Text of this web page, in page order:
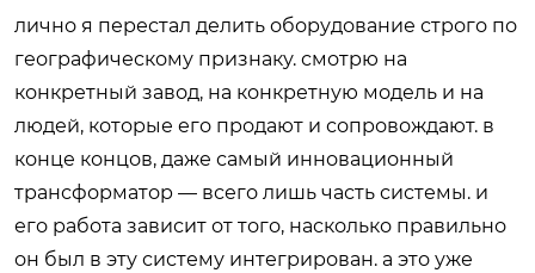
лично я перестал делить оборудование строго по
географическому признаку. смотрю на
конкретный завод, на конкретную модель и на
людей, которые его продают и сопровождают. в
конце концов, даже самый инновационный
трансформатор — всего лишь часть системы. и
его работа зависит от того, насколько правильно
он был в эту систему интегрирован. а это уже